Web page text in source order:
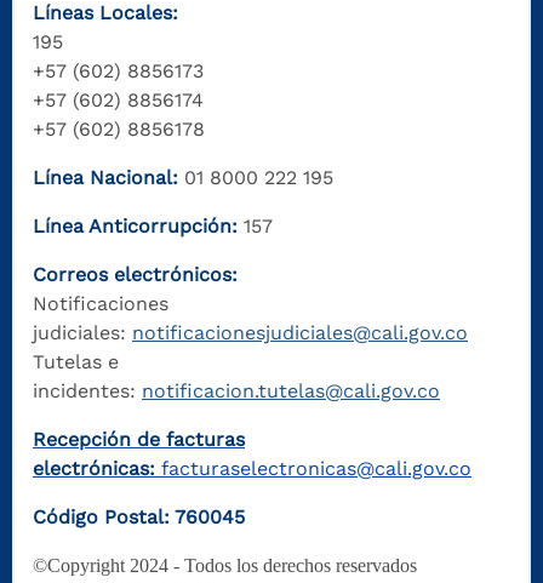
Líneas Locales:
195
+57 (602) 8856173
+57 (602) 8856174
+57 (602) 8856178
Línea Nacional: 01 8000 222 195
Línea Anticorrupción: 157
Correos electrónicos:
Notificaciones
judiciales: notificacionesjudiciales@cali.gov.co
Tutelas e
incidentes: notificacion.tutelas@cali.gov.co
Recepción de facturas
electrónicas: facturaselectronicas@cali.gov.co
Código Postal: 760045
©Copyright 2024 - Todos los derechos reservados